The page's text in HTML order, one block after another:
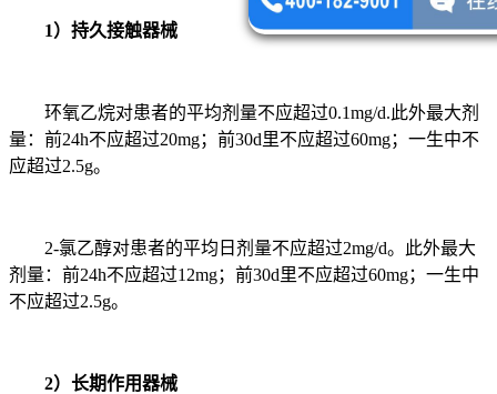
1）持久接触器械
环氧乙烷对患者的平均剂量不应超过0.1mg/d.此外最大剂
量：前24h不应超过20mg；前30d里不应超过60mg；一生中不
应超过2.5g。
2-氯乙醇对患者的平均日剂量不应超过2mg/d。此外最大
剂量：前24h不应超过12mg；前30d里不应超过60mg；一生中
不应超过2.5g。
2）长期作用器械